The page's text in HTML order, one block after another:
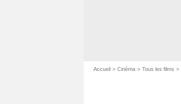
Accueil Cinéma Tous les films